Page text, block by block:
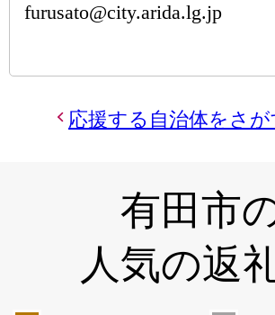
furusato@city.arida.lg.jp
応援する自治体をさが
有田市
人気の返